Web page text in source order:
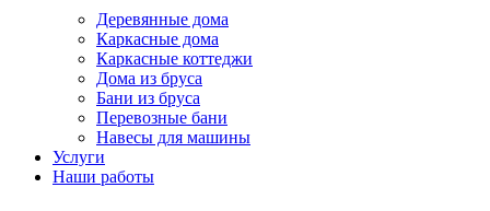
Деревянные дома
Каркасные дома
Каркасные коттеджи
Дома из бруса
Бани из бруса
Перевозные бани
Навесы для машины
Услуги
Наши работы